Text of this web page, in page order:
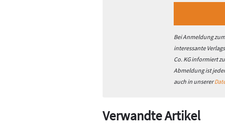
Bei Anmeldung
interessante
Co. KG informiert
Abmeldung ist
auch in unserer
Verwandte Artikel